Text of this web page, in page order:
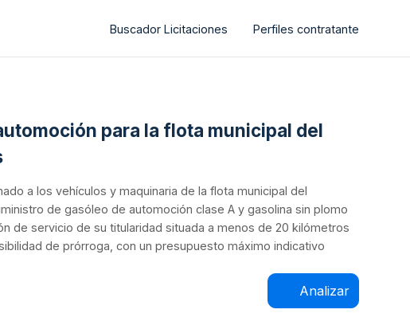
Buscador Licitaciones Perfiles contratante
para la flota municipal del
a los vehículos y maquinaria de la flota municipal del
de gasóleo de automoción clase A y gasolina sin plomo
de servicio de su titularidad situada a menos de 20 kilómetros
de prórroga, con un presupuesto máximo indicativo
Analizar